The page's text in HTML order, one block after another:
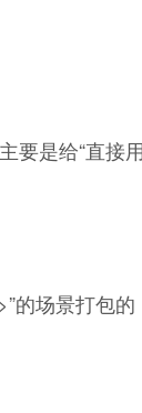
要是给“直接
的场景打包